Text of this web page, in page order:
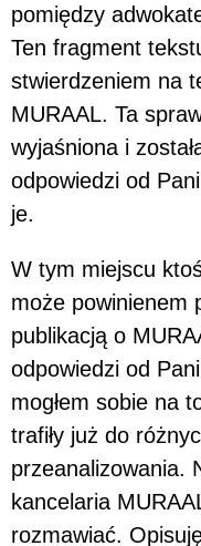
pomiędzy
Ten fragment
stwierdzeniem na
MURAAL. Ta
wyjaśniona i
odpowiedzi od
je.
W tym miejscu
może powinienem
publikacją o
odpowiedzi od
mogłem sobie na
trafiły już do
przeanalizowania.
kancelaria
rozmawiać.